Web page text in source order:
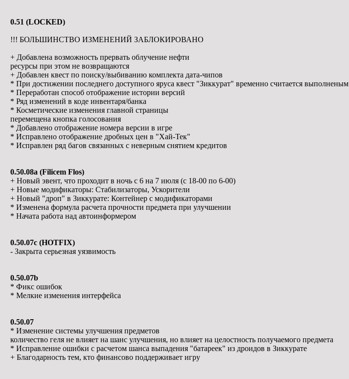
0.51 (LOCKED)
!!! БОЛЬШИНСТВО ИЗМЕНЕНИЙ ЗАБЛОКИРОВАНО
+ Добавлена возможность прервать облучение нефти
ресурсы при этом не возвращаются
+ Добавлен квест по поиску/выбиванию комплекта дата-чипов
* При достижении последнего доступного яруса квест "Зиккурат" временно считается выполненым
* Переработан способ отображение истории версий
* Ряд изменений в коде инвентаря/банка
* Косметические изменения главной страницы
перемещена кнопка голосования
* Добавлено отображение номера версии в игре
* Исправлено отображение дробных цен в "Хай-Тек"
* Исправлен ряд багов связанных с неверным снятием кредитов
0.50.08a (Filicem Flos)
+ Новый эвент, что проходит в ночь с 6 на 7 июля (с 18-00 по 6-00)
+ Новые модификаторы: Стабилизаторы, Ускорители
+ Новый "дроп" в Зиккурате: Контейнер с модификаторами
* Изменена формула расчета прочности предмета при улучшении
* Начата работа над автоинформером
0.50.07c (HOTFIX)
- Закрыта серьезная уязвимость
0.50.07b
* Фикс ошибок
* Мелкие изменения интерфейса
0.50.07
* Изменение системы улучшения предметов
количество геля не влияет на шанс улучшения, но влияет на целостность получаемого предмета
* Исправление ошибки с расчетом шанса выпадения "батареек" из дроидов в Зиккурате
+ Благодарность тем, кто финансово поддерживает игру